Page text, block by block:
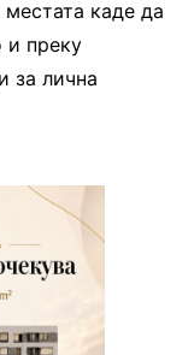
каде да
и преку
за лична